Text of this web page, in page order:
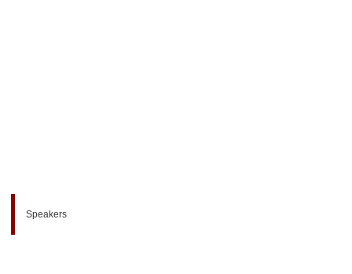
Speakers